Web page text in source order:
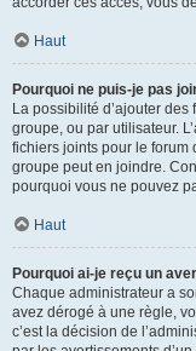
Haut
Pourquoi ne puis-je pas
La possibilité d’ajouter
groupe, ou par utilisateur.
fichiers joints pour le forum
groupe peut en joindre.
pourquoi vous ne pouvez
Haut
Pourquoi ai-je reçu un
Chaque administrateur a
avez dérogé à une règle,
c’est la décision de